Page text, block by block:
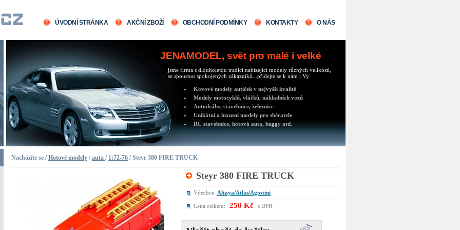
ÚVODNÍ STRÁNKA AKČNÍ ZBOŽÍ OBCHODNÍ PODMÍNKY KONTAKTY O NÁS
JENAMODEL, svět pro malé i velké
jsme firma s dlouholetou tradicí nabízející modely různých velikostí,
se spoustou spokojených zákazníků...přidejte se k nám i Vy
Kovové modely autíček v nejvyšší kvalitě
Modely motocyklů, vláčků, nákladních vozů
Autodráhy, stavebnice, železnice
Unikátní a luxusní modely pro sběratele
RC stavebnice, hotová auta, buggy atd.
Nacházíte se /Hotové modely /auta / 1:72-76 / Steyr 380 FIRE TRUCK
Steyr 380 FIRE TRUCK
Výrobce: Altaya/Atlas/Agostini
Cena celkem: 250 Kč s DPH